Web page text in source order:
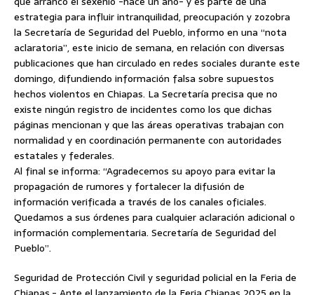
estrategia para influir intranquilidad, preocupación y zozobra
la Secretaría de Seguridad del Pueblo, informo en una “nota
aclaratoria”, este inicio de semana, en relación con diversas
publicaciones que han circulado en redes sociales durante este
domingo, difundiendo información falsa sobre supuestos
hechos violentos en Chiapas. La Secretaría precisa que no
existe ningún registro de incidentes como los que dichas
páginas mencionan y que las áreas operativas trabajan con
normalidad y en coordinación permanente con autoridades
estatales y federales.
Al final se informa: “Agradecemos su apoyo para evitar la
propagación de rumores y fortalecer la difusión de
información verificada a través de los canales oficiales.
Quedamos a sus órdenes para cualquier aclaración adicional o
información complementaria. Secretaría de Seguridad del
Pueblo”.
Seguridad de Protección Civil y seguridad policial en la Feria de